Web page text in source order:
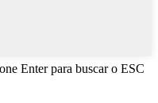
Enter para buscar o ESC